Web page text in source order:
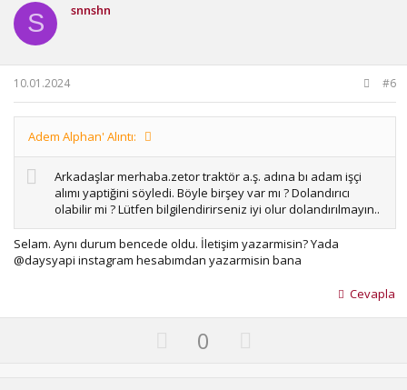
e
S snnshn
10.01.2024 #6
Adem Alphan' Alıntı:
Arkadaşlar merhaba.zetor traktör a.ş. adına bı adam işçi
alımı yaptiğini söyledi. Böyle birşey var mı ? Dolandırıcı
olabilir mi ? Lütfen bilgilendirirseniz iyi olur dolandırılmayın..
Selam. Aynı durum bencede oldu. İletişim yazarmisin? Yada
@daysyapi instagram hesabımdan yazarmisin bana
Cevapla
0